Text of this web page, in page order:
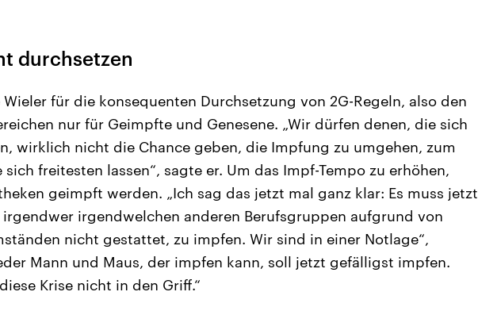
durchsetzen
für die konsequenten Durchsetzung von 2G-Regeln, also den
nur für Geimpfte und Genesene. „Wir dürfen denen, die sich
wirklich nicht die Chance geben, die Impfung zu umgehen, zum
freitesten lassen“, sagte er. Um das Impf-Tempo zu erhöhen,
geimpft werden. „Ich sag das jetzt mal ganz klar: Es muss jetzt
irgendwer irgendwelchen anderen Berufsgruppen aufgrund von
nicht gestattet, zu impfen. Wir sind in einer Notlage“,
Mann und Maus, der impfen kann, soll jetzt gefälligst impfen.
Krise nicht in den Griff.“